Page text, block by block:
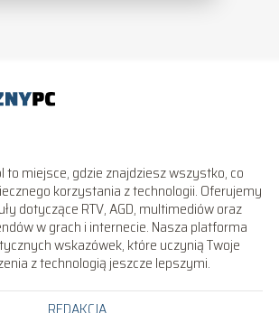
to miejsce, gdzie znajdziesz wszystko, co
korzystania z technologii. Oferujemy
dotyczące RTV, AGD, multimediów oraz
w grach i internecie. Nasza platforma
wskazówek, które uczynią Twoje
z technologią jeszcze lepszymi.